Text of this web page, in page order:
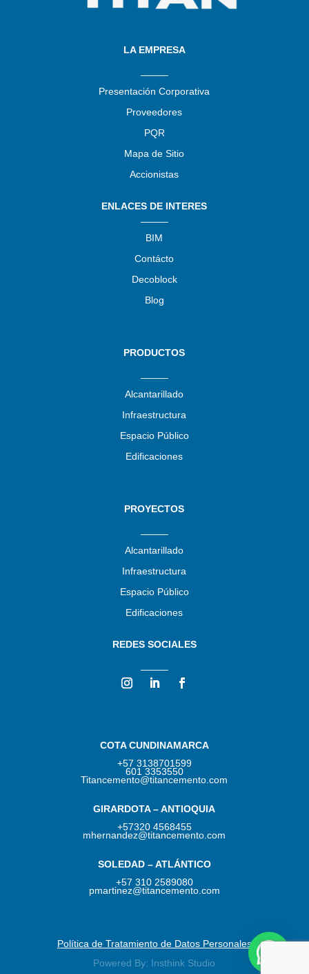
LA EMPRESA
Presentación Corporativa
Proveedores
PQR
Mapa de Sitio
Accionistas
ENLACES DE INTERES
BIM
Contácto
Decoblock
Blog
PRODUCTOS
Alcantarillado
Infraestructura
Espacio Público
Edificaciones
PROYECTOS
Alcantarillado
Infraestructura
Espacio Público
Edificaciones
REDES SOCIALES
COTA CUNDINAMARCA
+57 3138701599
601 3353550
Titancemento@titancemento.com
GIRARDOTA – ANTIOQUIA
+57320 4568455
mhernandez@titancemento.com
SOLEDAD – ATLÁNTICO
+57 310 2589080
pmartinez@titancemento.com​
Política de Tratamiento de Datos Personales
Powered By: Insthink Studio